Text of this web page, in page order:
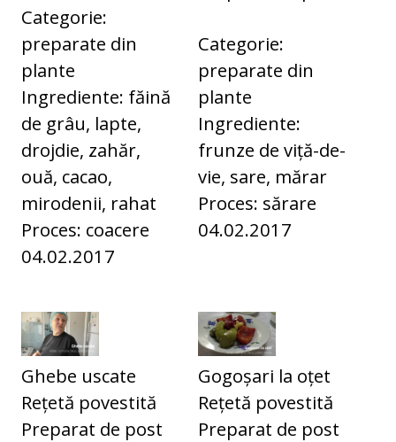
Categorie:
preparate din
plante
Ingrediente: făină
de grâu, lapte,
drojdie, zahăr,
ouă, cacao,
mirodenii, rahat
Proces: coacere
04.02.2017
Categorie:
preparate din
plante
Ingrediente:
frunze de viță-de-
vie, sare, mărar
Proces: sărare
04.02.2017
Ghebe uscate
Rețetă povestită
Preparat de post
Gogoșari la oțet
Rețetă povestită
Preparat de post